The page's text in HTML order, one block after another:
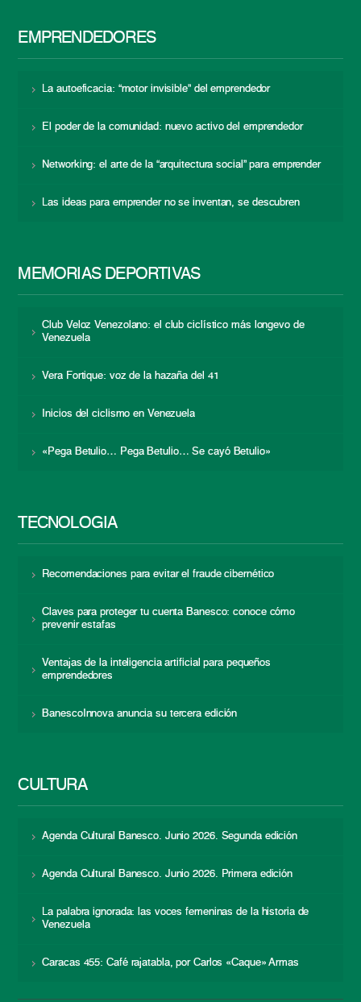
EMPRENDEDORES
La autoeficacia: “motor invisible” del emprendedor
El poder de la comunidad: nuevo activo del emprendedor
Networking: el arte de la “arquitectura social” para emprender
Las ideas para emprender no se inventan, se descubren
MEMORIAS DEPORTIVAS
Club Veloz Venezolano: el club ciclístico más longevo de
Venezuela
Vera Fortique: voz de la hazaña del 41
Inicios del ciclismo en Venezuela
«Pega Betulio… Pega Betulio… Se cayó Betulio»
TECNOLOGÍA
Recomendaciones para evitar el fraude cibernético
Claves para proteger tu cuenta Banesco: conoce cómo
prevenir estafas
Ventajas de la inteligencia artificial para pequeños
emprendedores
BanescoInnova anuncia su tercera edición
CULTURA
Agenda Cultural Banesco. Junio 2026. Segunda edición
Agenda Cultural Banesco. Junio 2026. Primera edición
La palabra ignorada: las voces femeninas de la historia de
Venezuela
Caracas 455: Café rajatabla, por Carlos «Caque» Armas